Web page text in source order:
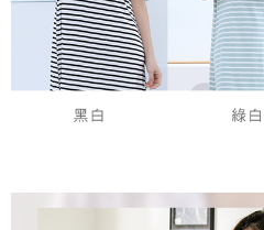
２．關於個人資料處理事宜，請瀏覽以下
https://aftee.tw/terms/#terms3
３．未成年的使用者請事先徵得法定代
「AFTEE先享後付」，若未經同意申辦
４．使用「AFTEE先享後付」時，將依
恩沛科技股份有限公司將有權停止該用